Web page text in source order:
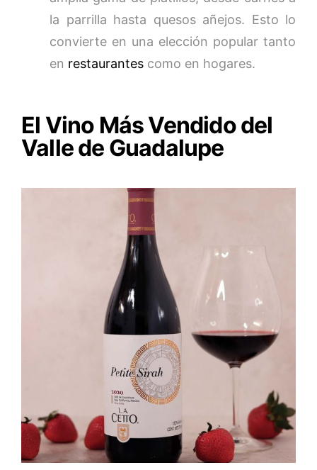
la parrilla hasta quesos añejos. Esto lo
convierte en una elección popular tanto
en restaurantes como en hogares.
El Vino Más Vendido del
Valle de Guadalupe